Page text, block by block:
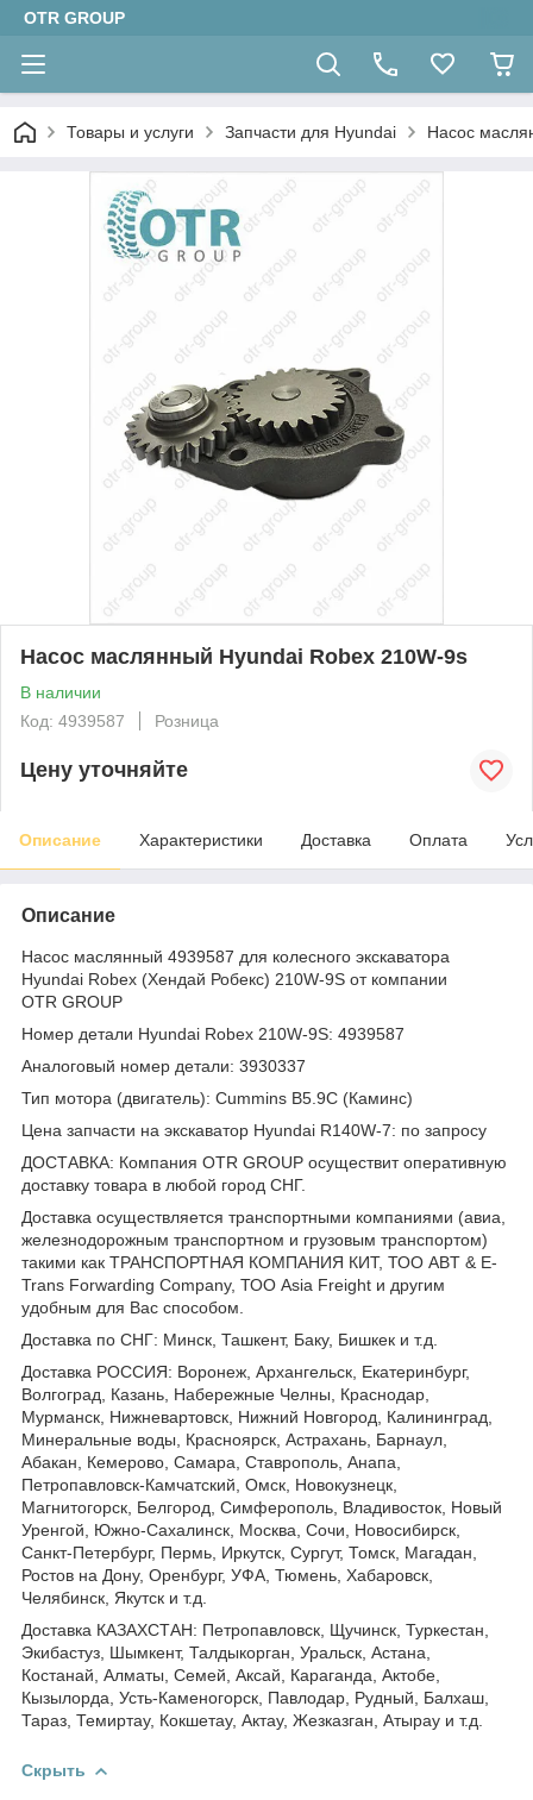
OTR GROUP
Товары и услуги Запчасти для Hyundai Насос
Насос маслянный Hyundai Robex 210W-9s
В наличии
Код: 4939587
Розница
Цену уточняйте
Описание Характеристики Доставка Оплата
Описание
Насос маслянный 4939587 для колесного экскаватора
Hyundai Robex (Хендай Робекс) 210W-9S от компании
OTR GROUP
Номер детали Hyundai Robex 210W-9S: 4939587
Аналоговый номер детали: 3930337
Тип мотора (двигатель): Cummins B5.9С (Каминс)
Цена запчасти на экскаватор Hyundai R140W-7: по запросу
ДОСТАВКА: Компания OTR GROUP осуществит оперативную
доставку товара в любой город СНГ.
Доставка осуществляется транспортными компаниями (авиа,
железнодорожным транспортном и грузовым транспортом)
такими как ТРАНСПОРТНАЯ КОМПАНИЯ КИТ, ТОО ABT & E-
Trans Forwarding Company, ТОО Asia Freight и другим
удобным для Вас способом.
Доставка по СНГ: Минск, Ташкент, Баку, Бишкек и т.д.
Доставка РОССИЯ: Воронеж, Архангельск, Екатеринбург,
Волгоград, Казань, Набережные Челны, Краснодар,
Мурманск, Нижневартовск, Нижний Новгород, Калининград,
Минеральные воды, Красноярск, Астрахань, Барнаул,
Абакан, Кемерово, Самара, Ставрополь, Анапа,
Петропавловск-Камчатский, Омск, Новокузнецк,
Магнитогорск, Белгород, Симферополь, Владивосток, Новый
Уренгой, Южно-Сахалинск, Москва, Сочи, Новосибирск,
Санкт-Петербург, Пермь, Иркутск, Сургут, Томск, Магадан,
Ростов на Дону, Оренбург, УФА, Тюмень, Хабаровск,
Челябинск, Якутск и т.д.
Доставка КАЗАХСТАН: Петропавловск, Щучинск, Туркестан,
Экибастуз, Шымкент, Талдыкорган, Уральск, Астана,
Костанай, Алматы, Семей, Аксай, Караганда, Актобе,
Кызылорда, Усть-Каменогорск, Павлодар, Рудный, Балхаш,
Тараз, Темиртау, Кокшетау, Актау, Жезказган, Атырау и т.д.
Скрыть